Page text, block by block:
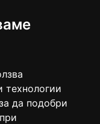
технологии
да подобри